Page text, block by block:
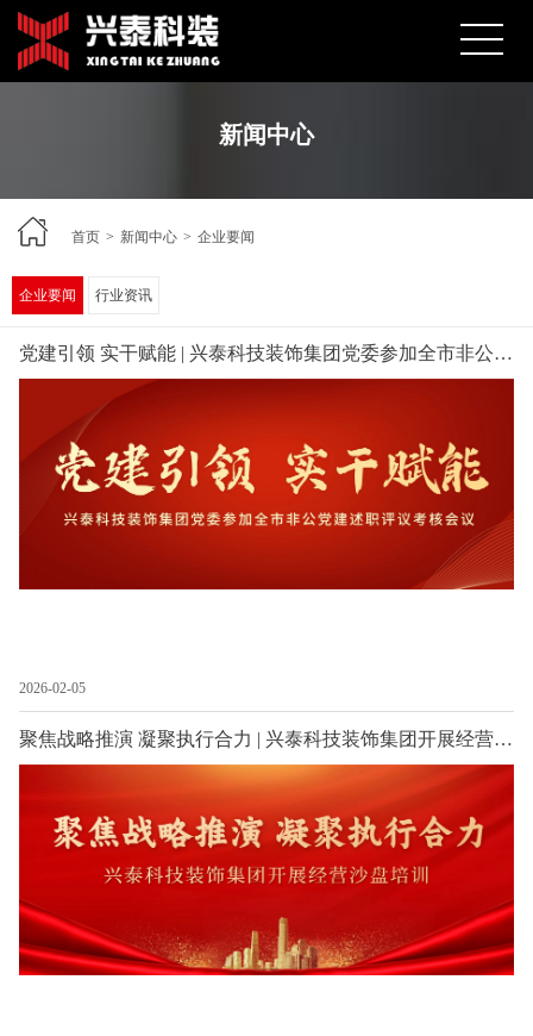
新闻中心
首页 > 新闻中心 > 企业要闻
企业要闻 行业资讯
党建引领 实干赋能 | 兴泰科技装饰集团党委参加全市非公党建述职评议考核会议
2026-02-05
聚焦战略推演 凝聚执行合力 | 兴泰科技装饰集团开展经营沙盘培训